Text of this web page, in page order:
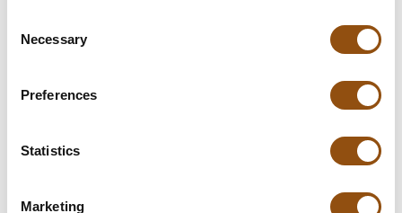
Selection
Necessary
Preferences
Statistics
Marketing
Specificaties
Gewicht:
Levertijd: